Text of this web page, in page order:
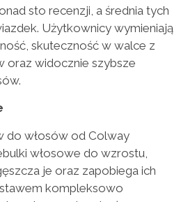
sto recenzji, a średnia tych
Użytkownicy wymieniają
skuteczność w walce z
oraz widocznie szybsze
do włosów od Colway
włosowe do wzrostu,
je oraz zapobiega ich
kompleksowo